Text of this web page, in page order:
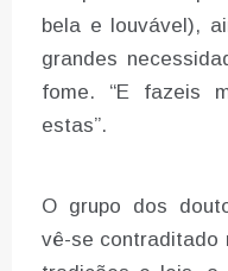
bela e louvável),
grandes
fome. “E fazeis
estas”.
O grupo dos
vê-se contraditado